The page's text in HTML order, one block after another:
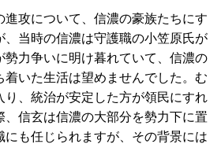
進攻について、信濃の豪族たちにす
、当時の信濃は守護職の小笠原氏が
勢力争いに明け暮れていて、信濃の
着いた生活は望めませんでした。む
り、統治が安定した方が領民にすれ
、信玄は信濃の大部分を勢力下に置
にも任じられますが、その背景には